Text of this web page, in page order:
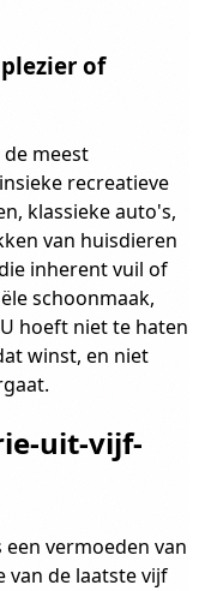
of
de meest
recreatieve
klassieke auto's,
van huisdieren
inherent vuil of
schoonmaak,
hoeft niet te haten
winst, en niet
uit-vijf-
vermoeden van
van de laatste vijf